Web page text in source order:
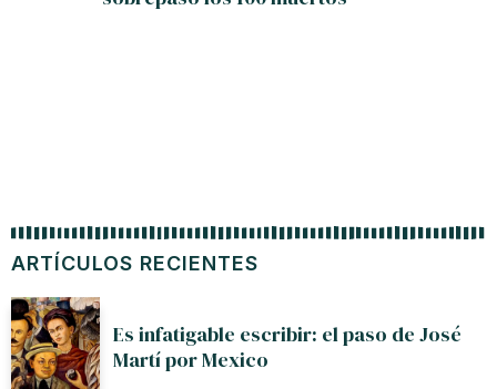
ARTÍCULOS RECIENTES
Es infatigable escribir: el paso de José
Martí por Mexico